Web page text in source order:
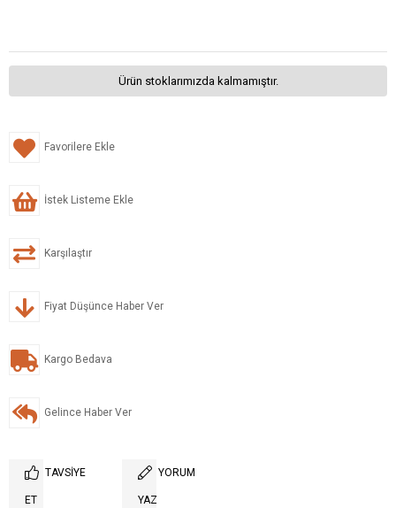
Ürün stoklarımızda kalmamıştır.
Favorilere Ekle
İstek Listeme Ekle
Karşılaştır
Fiyat Düşünce Haber Ver
Kargo Bedava
Gelince Haber Ver
TAVSIYE
ET
YORUM
YAZ